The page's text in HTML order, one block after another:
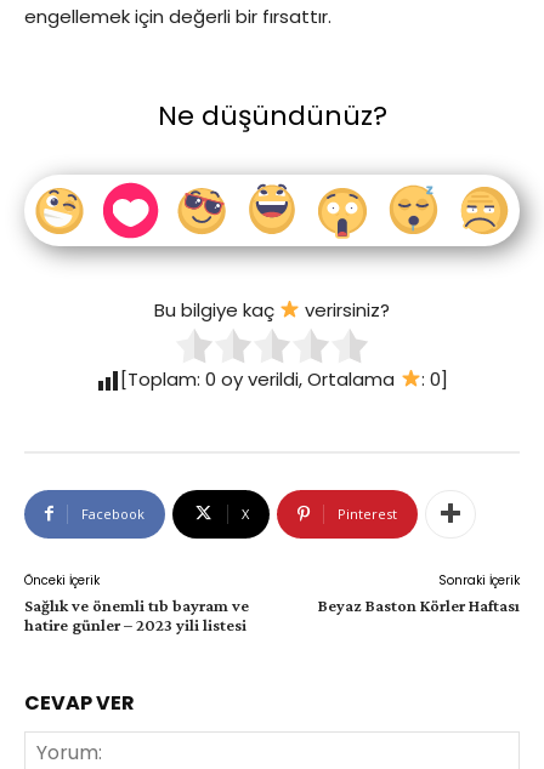
engellemek için değerli bir fırsattır.
Ne düşündünüz?
Bu bilgiye kaç verirsiniz?
[Toplam:0 oy verildi, Ortalama : 0]
Facebook X Pinterest
Önceki İçerik
Sağlık ve önemli tıb bayram ve
hatire günler – 2023 yili listesi
Sonraki İçerik
Beyaz Baston Körler Haftası
CEVAP VER